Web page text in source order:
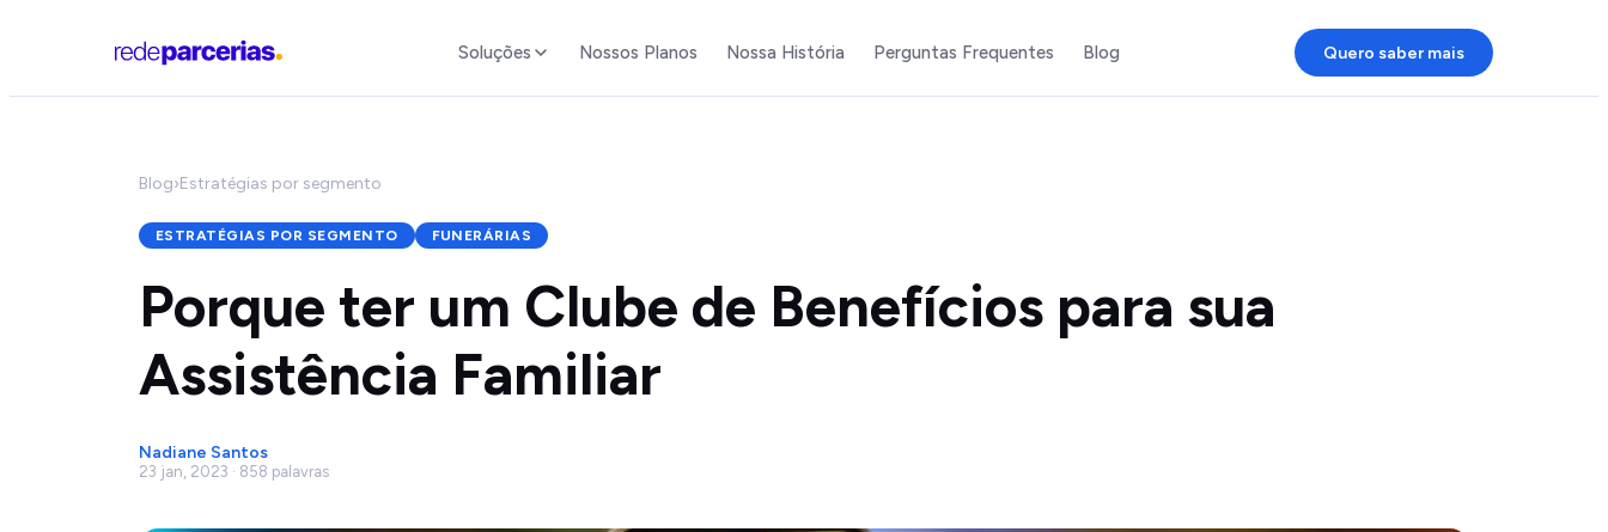
Soluções Nossos Planos Nossa História Perguntas Frequentes Blog Quero saber mais
Blog›Estratégias por segmento
ESTRATÉGIAS POR SEGMENTO FUNERÁRIAS
Porque ter um Clube de Benefícios para sua
Assistência Familiar
Nadiane Santos
23 jan, 2023 · 858 palavras